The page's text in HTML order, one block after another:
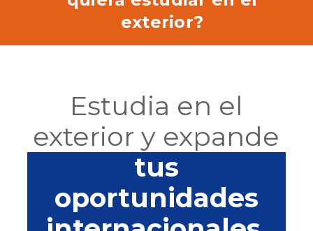
exterior?
Estudia en el
exterior y expande
tus
oportunidades